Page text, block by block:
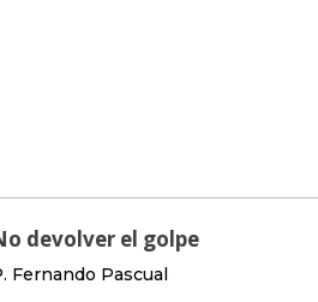
devolver el golpe
Fernando Pascual